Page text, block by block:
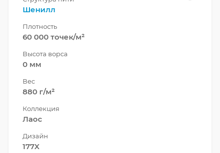
Шенилл
Плотность
60 000 точек/м²
Высота ворса
0 мм
Вес
880 г/м²
Коллекция
Лаос
Дизайн
177X